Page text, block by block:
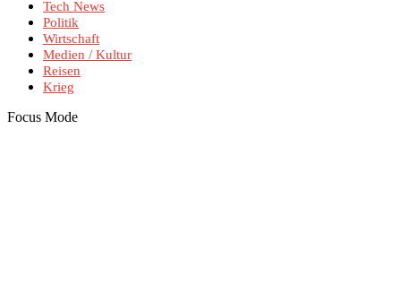
Tech News
Politik
Wirtschaft
Medien / Kultur
Reisen
Krieg
Focus Mode